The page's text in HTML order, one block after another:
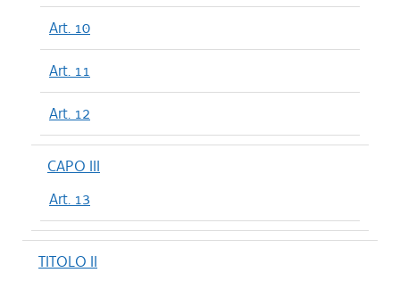
Art. 10
Art. 11
Art. 12
CAPO III
Art. 13
TITOLO II